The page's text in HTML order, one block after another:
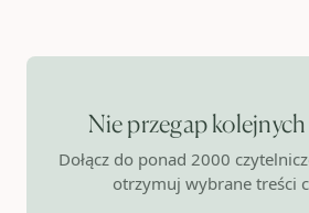
Nie przegap kolejnych
Dołącz do ponad 2000
otrzymuj wybrane treści